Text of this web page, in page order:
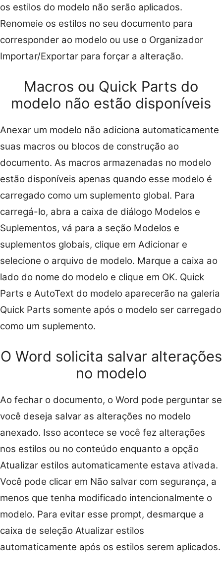
os estilos do modelo não serão aplicados.
Renomeie os estilos no seu documento para
corresponder ao modelo ou use o Organizador
Importar/Exportar para forçar a alteração.
Macros ou Quick Parts do
modelo não estão disponíveis
Anexar um modelo não adiciona automaticamente
suas macros ou blocos de construção ao
documento. As macros armazenadas no modelo
estão disponíveis apenas quando esse modelo é
carregado como um suplemento global. Para
carregá-lo, abra a caixa de diálogo Modelos e
Suplementos, vá para a seção Modelos e
suplementos globais, clique em Adicionar e
selecione o arquivo de modelo. Marque a caixa ao
lado do nome do modelo e clique em OK. Quick
Parts e AutoText do modelo aparecerão na galeria
Quick Parts somente após o modelo ser carregado
como um suplemento.
O Word solicita salvar alterações
no modelo
Ao fechar o documento, o Word pode perguntar se
você deseja salvar as alterações no modelo
anexado. Isso acontece se você fez alterações
nos estilos ou no conteúdo enquanto a opção
Atualizar estilos automaticamente estava ativada.
Você pode clicar em Não salvar com segurança, a
menos que tenha modificado intencionalmente o
modelo. Para evitar esse prompt, desmarque a
caixa de seleção Atualizar estilos
automaticamente após os estilos serem aplicados.